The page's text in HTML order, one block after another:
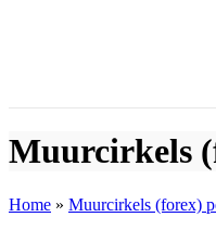
Muurcirkels
Home » Muurcirkels (forex)